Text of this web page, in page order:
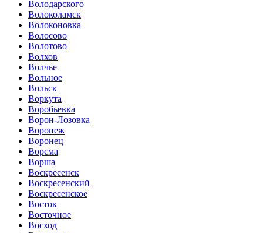
Володарского
Волоколамск
Волоконовка
Волосово
Волотово
Волхов
Волчье
Вольное
Вольск
Воркута
Воробьевка
Ворон-Лозовка
Воронеж
Воронец
Ворсма
Ворша
Воскресенск
Воскресенский
Воскресенское
Восток
Восточное
Восход